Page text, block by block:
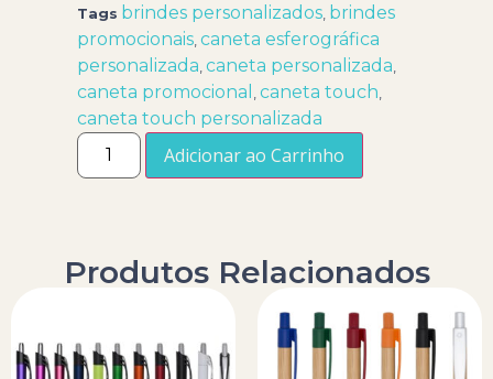
Tags brindes personalizados brindes
promocionais ,caneta esferográfica
personalizada ,caneta personalizada
caneta promocional ,caneta touch
caneta touch personalizada
Adicionar ao Carrinho
Produtos Relacionados